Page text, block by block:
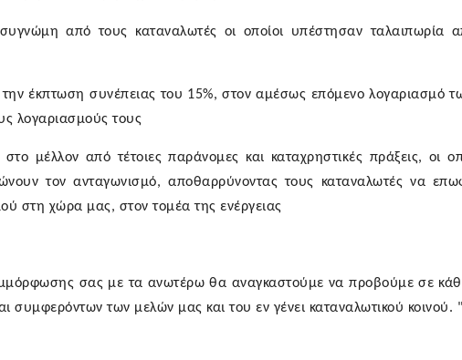
από τους καταναλωτές οι οποίοι υπέστησαν ταλαιπωρία
έκπτωση συνέπειας του 15%, στον αμέσως επόμενο λογαριασμό
λογαριασμούς τους
μέλλον από τέτοιες παράνομες και καταχρηστικές πράξεις, οι
τον ανταγωνισμό, αποθαρρύνοντας τους καταναλωτές να
στη χώρα μας, στον τομέα της ενέργειας
σας με τα ανωτέρω θα αναγκαστούμε να προβούμε σε
συμφερόντων των μελών μας και του εν γένει καταναλωτικού κοινού. "